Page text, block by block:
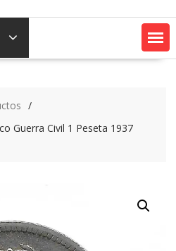
Guerra Civil 1 Peseta 1937